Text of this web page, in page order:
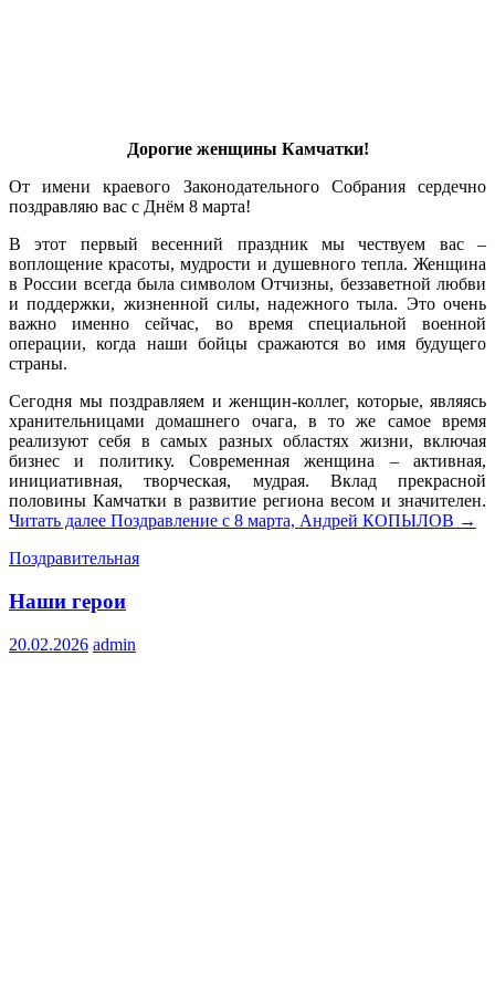
Дорогие женщины Камчатки!
От имени краевого Законодательного Собрания сердечно
поздравляю вас с Днём 8 марта!
В этот первый весенний праздник мы чествуем вас –
воплощение красоты, мудрости и душевного тепла. Женщина
в России всегда была символом Отчизны, беззаветной любви
и поддержки, жизненной силы, надежного тыла. Это очень
важно именно сейчас, во время специальной военной
операции, когда наши бойцы сражаются во имя будущего
страны.
Сегодня мы поздравляем и женщин-коллег, которые, являясь
хранительницами домашнего очага, в то же самое время
реализуют себя в самых разных областях жизни, включая
бизнес и политику. Современная женщина – активная,
инициативная, творческая, мудрая. Вклад прекрасной
половины Камчатки в развитие региона весом и значителен.
Читать далее Поздравление с 8 марта, Андрей КОПЫЛОВ →
Поздравительная
Наши герои
20.02.2026 admin